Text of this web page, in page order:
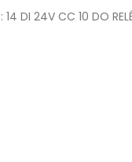
DI 24V CC 10 DO